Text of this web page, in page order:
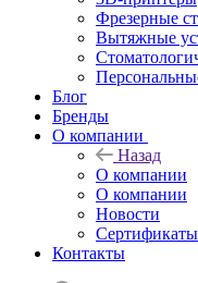
Фрезерные
Вытяжные
Блог
Бренды
О компании
Назад
О компании
О компании
Новости
Сертификаты
Контакты